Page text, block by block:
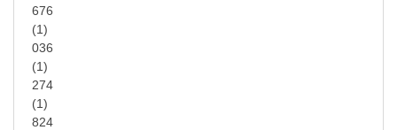
676
(1)
036
(1)
274
(1)
824